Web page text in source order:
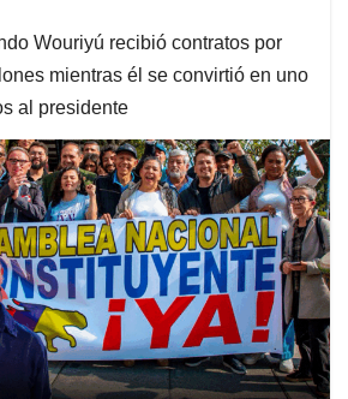
Wouriyú recibió contratos por
mientras él se convirtió en uno
al presidente